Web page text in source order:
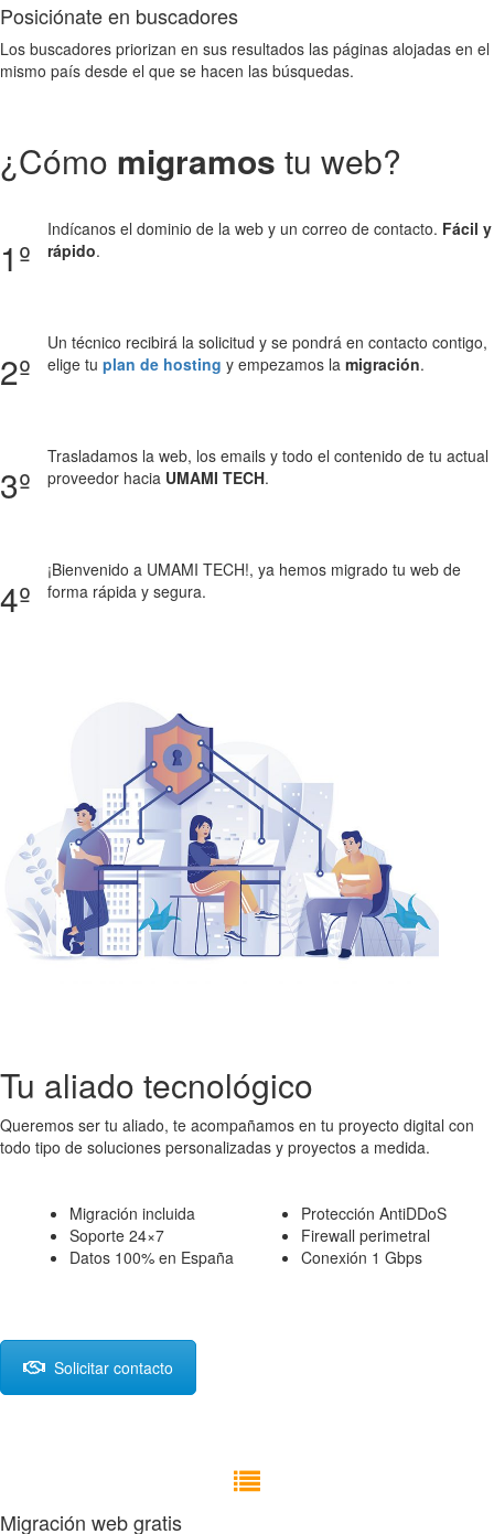
Posiciónate en buscadores
Los buscadores priorizan en sus resultados las páginas alojadas en el
mismo país desde el que se hacen las búsquedas.
¿Cómo migramos tu web?
1º
Indícanos el dominio de la web y un correo de contacto. Fácil y
rápido.
2º
Un técnico recibirá la solicitud y se pondrá en contacto contigo,
elige tu plan de hosting y empezamos la migración.
3º
Trasladamos la web, los emails y todo el contenido de tu actual
proveedor hacia UMAMI TECH.
4º
¡Bienvenido a UMAMI TECH!, ya hemos migrado tu web de
forma rápida y segura.
Tu aliado tecnológico
Queremos ser tu aliado, te acompañamos en tu proyecto digital con
todo tipo de soluciones personalizadas y proyectos a medida.
Migración incluida
Soporte 24×7
Datos 100% en España
Protección AntiDDoS
Firewall perimetral
Conexión 1 Gbps
Solicitar contacto
Migración web gratis